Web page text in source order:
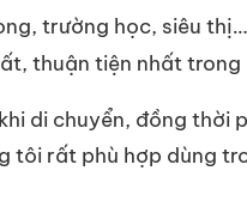
trường học, siêu
thuận tiện nhất trong
di chuyển, đồng thời
tôi rất phù hợp dùng